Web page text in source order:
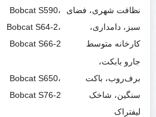
نظافت شهری، فضای
سبز، دامداری،
کارخانه متوسط
Bobcat S590،
Bobcat S64-2،
Bobcat S66-2
جارو بابکت،
برف‌روب، باکت
سنگین، شاخک
لیفتراک
Bobcat S650،
Bobcat S76-2